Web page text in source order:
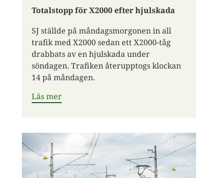
Totalstopp för X2000 efter hjulskada
SJ ställde på måndagsmorgonen in all
trafik med X2000 sedan ett X2000-tåg
drabbats av en hjulskada under
söndagen. Trafiken återupptogs klockan
14 på måndagen.
Läs mer